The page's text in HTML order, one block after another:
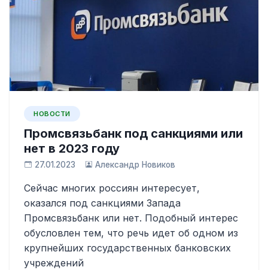
НОВОСТИ
Промсвязьбанк под санкциями или
нет в 2023 году
27.01.2023 Александр Новиков
Сейчас многих россиян интересует,
оказался под санкциями Запада
Промсвязьбанк или нет. Подобный интерес
обусловлен тем, что речь идет об одном из
крупнейших государственных банковских
учреждений